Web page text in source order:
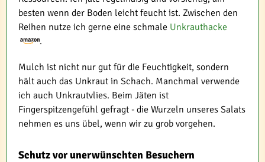
besten wenn der Boden leicht feucht ist. Zwischen den
Reihen nutze ich gerne eine schmale Unkrauthacke
.
Mulch ist nicht nur gut für die Feuchtigkeit, sondern
hält auch das Unkraut in Schach. Manchmal verwende
ich auch Unkrautvlies. Beim Jäten ist
Fingerspitzengefühl gefragt - die Wurzeln unseres Salats
nehmen es uns übel, wenn wir zu grob vorgehen.
Schutz vor unerwünschten Besuchern